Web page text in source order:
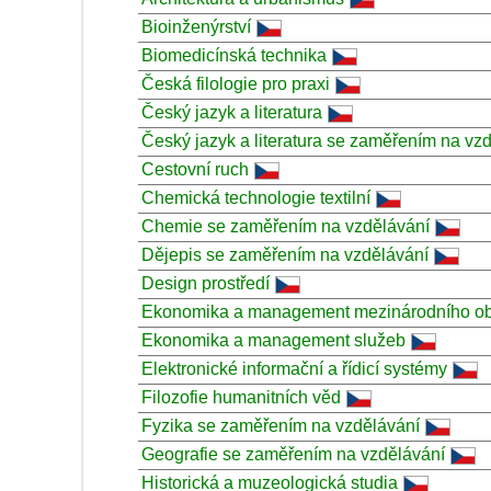
Bioinženýrství
Biomedicínská technika
Česká filologie pro praxi
Český jazyk a literatura
Český jazyk a literatura se zaměřením na
Cestovní ruch
Chemická technologie textilní
Chemie se zaměřením na vzdělávání
Dějepis se zaměřením na vzdělávání
Design prostředí
Ekonomika a management mezinárodního
Ekonomika a management služeb
Elektronické informační a řídicí systémy
Filozofie humanitních věd
Fyzika se zaměřením na vzdělávání
Geografie se zaměřením na vzdělávání
Historická a muzeologická studia